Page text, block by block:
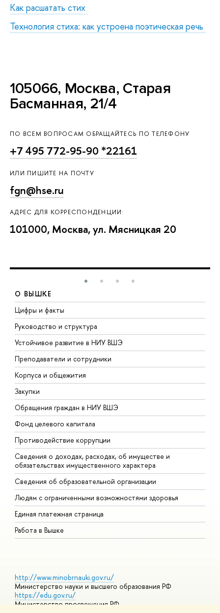
Как расшатать стих
Технология стиха: как устроена поэтическая речь
105066, Москва, Старая
Басманная, 21/4
ПО ВСЕМ ВОПРОСАМ ОБРАЩАЙТЕСЬ ПО ТЕЛЕФОНУ
+7 495 772-95-90 *22161
ИЛИ ПИШИТЕ НА ПОЧТУ
fgn@hse.ru
АДРЕС ДЛЯ КОРРЕСПОНДЕНЦИИ:
101000, Москва, ул. Мясницкая 20
О ВЫШКЕ
Цифры и факты
Руководство и структура
Устойчивое развитие в НИУ ВШЭ
Преподаватели и сотрудники
Корпуса и общежития
Закупки
Обращения граждан в НИУ ВШЭ
Фонд целевого капитала
Противодействие коррупции
Сведения о доходах, расходах, об имуществе и
обязательствах имущественного характера
Сведения об образовательной организации
Людям с ограниченными возможностями здоровья
Единая платежная страница
Работа в Вышке
http://www.minobrnauki.gov.ru/
Министерство науки и высшего образования РФ
https://edu.gov.ru/
Министерство просвещения РФ